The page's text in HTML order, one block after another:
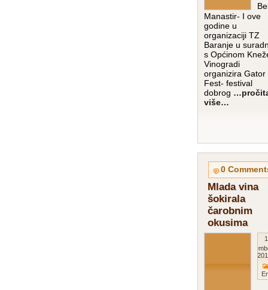
Manastir- I ove
godine u
organizaciji TZ
Baranje u
s Općinom
Vinogradi
organizira Gator
Fest- festival
dobrog
više…
0
Mlada vina
šokirala
čarobnim
okusima